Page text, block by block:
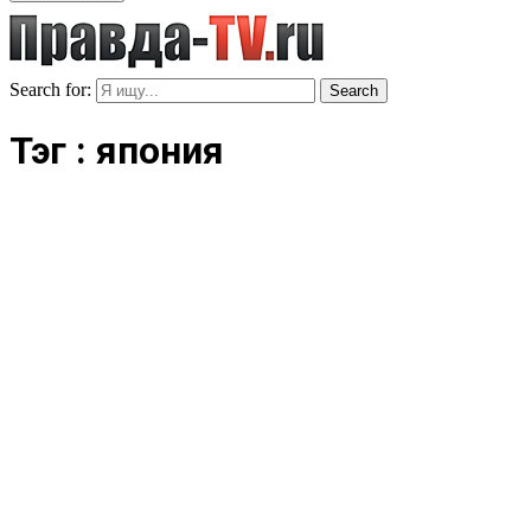
Search for: Search
Тэг : япония